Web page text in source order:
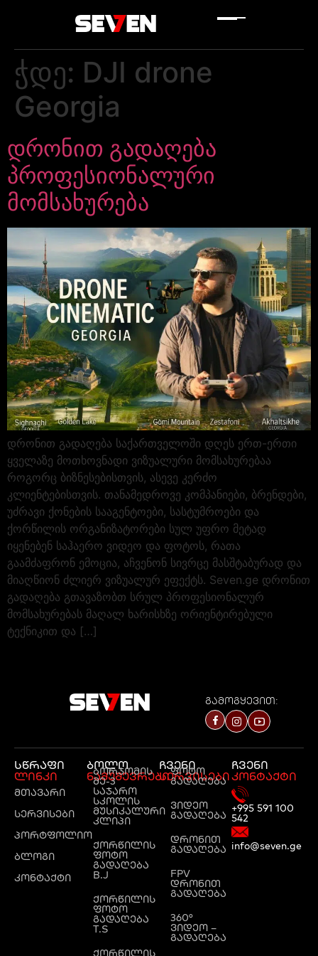
ჭდე: DJI drone
Georgia
დრონით გადაღება
პროფესიონალური
მომსახურება
დრონით გადაღება საქართველოში დღეს ერთ-ერთი
ყველაზე მოთხოვნადი ვიზუალური მომსახურებაა
როგორც ბიზნესებისთვის, ასევე კერძო
კლიენტებისთვის. თანამედროვე კომპანიები, ბრენდები,
უძრავი ქონების სააგენტოები, სასტუმროები და
ქორწილის ორგანიზატორები სულ უფრო მეტად
იყენებენ საჰაერო ვიდეო და ფოტოს, რათა
გაამძაფრონ ემოცია, აჩვენონ სივრცე მასშტაბურად და
მიაღწიონ ძლიერ ვიზუალურ ეფექტს. Seven.ge დრონით
გადაღება გთავაზობთ სრულ პროფესიონალურ
მომსახურებას მაღალ ხარისხზე ორიენტირებული
ტექნიკით და […]
გამოგყევით:
სწრაფი
ლინკი
მთავარი
სერვისები
პორტფოლიო
ბლოგი
კონტაქტი
ბოლო
ნამუშევრები
ბორჯომის
მე-3
საჯარო
სკოლის
მუსიკალური
კლიპი
ქორწილის
ფოტო
გადაღება
B.J
ქორწილის
ფოტო
გადაღება
T.S
ქორწილის
ჩვენი
სერვისები
ფოტო
გადაღება
ვიდეო
გადაღება
დრონით
გადაღება
FPV
დრონით
გადაღება
360°
ვიდეო –
გადაღება
ჩვენი
კონტაქტი
+995 591 100
542
info@seven.ge